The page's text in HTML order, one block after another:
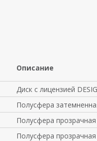
Описание
Диск с лицензией
Полусфера
Полусфера
Полусфера